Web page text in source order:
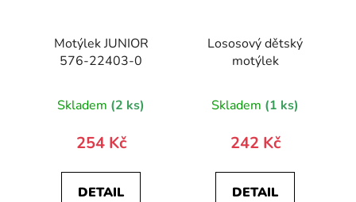
Motýlek JUNIOR
576-22403-0
Skladem (2 ks)
254 Kč
DETAIL
Lososový dětský
motýlek
Skladem (1 ks)
242 Kč
DETAIL